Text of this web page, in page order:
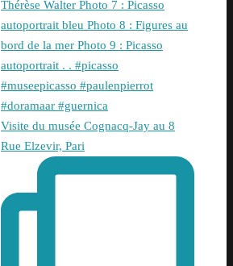
Visite du musée Cognacq-Jay au 8
Rue Elzevir, Pari